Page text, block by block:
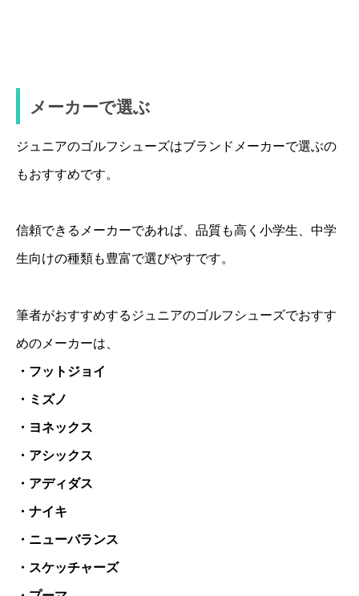
メーカーで選ぶ
ジュニアのゴルフシューズはブランドメーカーで選ぶの
もおすすめです。
信頼できるメーカーであれば、品質も高く小学生、中学
生向けの種類も豊富で選びやすです。
筆者がおすすめするジュニアのゴルフシューズでおすす
めのメーカーは、
・フットジョイ
・ミズノ
・ヨネックス
・アシックス
・アディダス
・ナイキ
・ニューバランス
・スケッチャーズ